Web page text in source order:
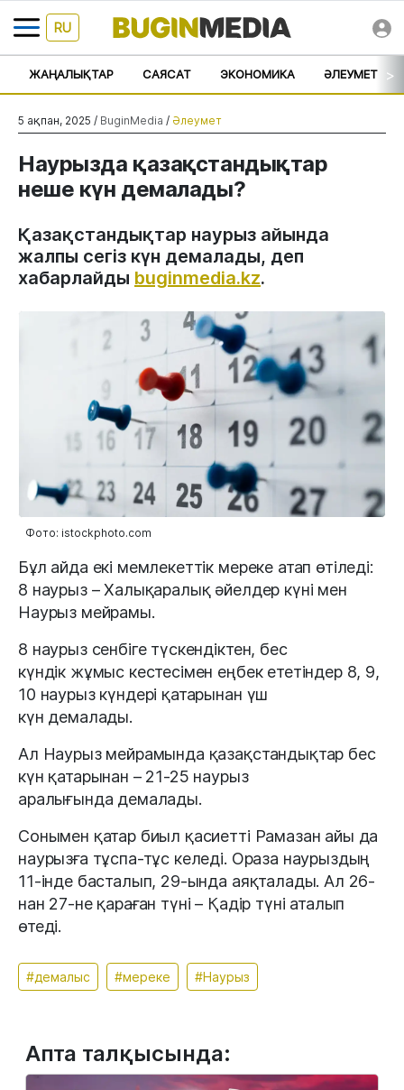
RU
ЖАҢАЛЫҚТАР САЯСАТ ЭКОНОМИКА ӘЛЕУМЕТ >
5 ақпан, 2025 / BuginMedia / Әлеумет
Наурызда қазақстандықтар
неше күн демалады?
Қазақстандықтар наурыз айында
жалпы сегіз күн демалады, деп
хабарлайды buginmedia.kz.
Фото: istockphoto.com
Бұл айда екі мемлекеттік мереке атап өтіледі:
8 наурыз – Халықаралық әйелдер күні мен
Наурыз мейрамы.
8 наурыз сенбіге түскендіктен, бес
күндік жұмыс кестесімен еңбек ететіндер 8, 9,
10 наурыз күндері қатарынан үш
күн демалады.
Ал Наурыз мейрамында қазақстандықтар бес
күн қатарынан – 21-25 наурыз
аралығында демалады.
Сонымен қатар биыл қасиетті Рамазан айы да
наурызға тұспа-тұс келеді. Ораза наурыздың
11-інде басталып, 29-ында аяқталады. Ал 26-
нан 27-не қараған түні – Қадір түні аталып
өтеді.
#демалыс #мереке #Наурыз
Апта талқысында: